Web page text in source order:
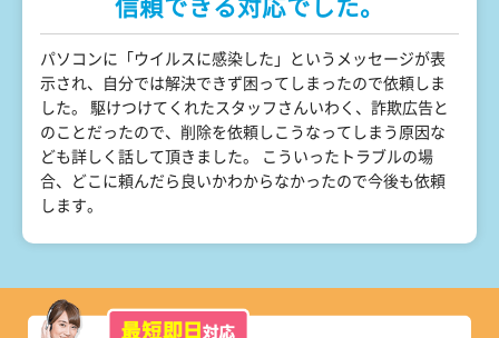
パソコンに「ウイルスに感染した」というメッセージが表
示され、自分では解決できず困ってしまったので依頼しま
した。 駆けつけてくれたスタッフさんいわく、詐欺広告と
のことだったので、削除を依頼しこうなってしまう原因な
ども詳しく話して頂きました。 こういったトラブルの場
合、どこに頼んだら良いかわからなかったので今後も依頼
します。